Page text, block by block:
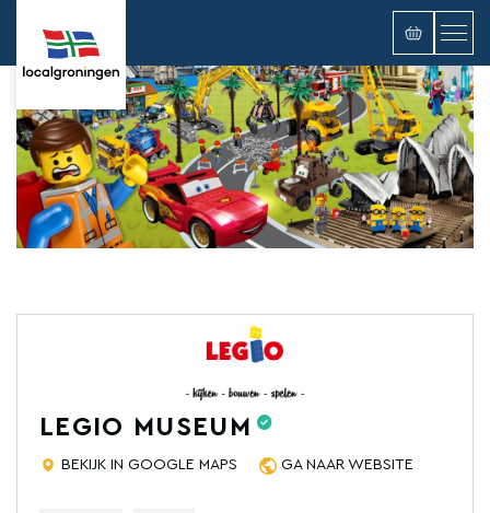
LEGIO MUSEUM
BEKIJK IN GOOGLE MAPS GA NAAR WEBSITE